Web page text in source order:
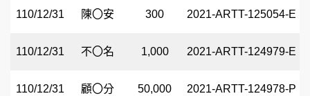
110/12/31 陳〇安 300 2021-ARTT-125054-E
110/12/31 不〇名 1,000 2021-ARTT-124979-E
110/12/31 顧〇分 50,000 2021-ARTT-124978-P